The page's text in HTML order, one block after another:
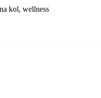
kol, wellness